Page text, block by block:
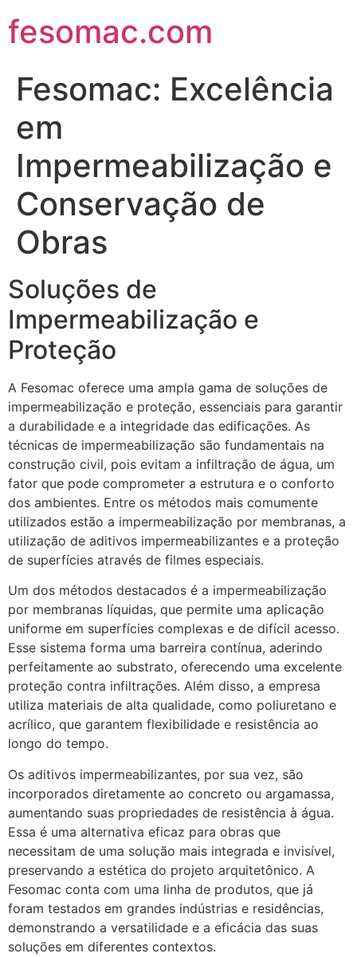
fesomac.com
Fesomac: Excelência
em
Impermeabilização e
Conservação de
Obras
Soluções de
Impermeabilização e
Proteção
A Fesomac oferece uma ampla gama de soluções de
impermeabilização e proteção, essenciais para garantir
a durabilidade e a integridade das edificações. As
técnicas de impermeabilização são fundamentais na
construção civil, pois evitam a infiltração de água, um
fator que pode comprometer a estrutura e o conforto
dos ambientes. Entre os métodos mais comumente
utilizados estão a impermeabilização por membranas, a
utilização de aditivos impermeabilizantes e a proteção
de superfícies através de filmes especiais.
Um dos métodos destacados é a impermeabilização
por membranas líquidas, que permite uma aplicação
uniforme em superfícies complexas e de difícil acesso.
Esse sistema forma uma barreira contínua, aderindo
perfeitamente ao substrato, oferecendo uma excelente
proteção contra infiltrações. Além disso, a empresa
utiliza materiais de alta qualidade, como poliuretano e
acrílico, que garantem flexibilidade e resistência ao
longo do tempo.
Os aditivos impermeabilizantes, por sua vez, são
incorporados diretamente ao concreto ou argamassa,
aumentando suas propriedades de resistência à água.
Essa é uma alternativa eficaz para obras que
necessitam de uma solução mais integrada e invisível,
preservando a estética do projeto arquitetônico. A
Fesomac conta com uma linha de produtos, que já
foram testados em grandes indústrias e residências,
demonstrando a versatilidade e a eficácia das suas
soluções em diferentes contextos.